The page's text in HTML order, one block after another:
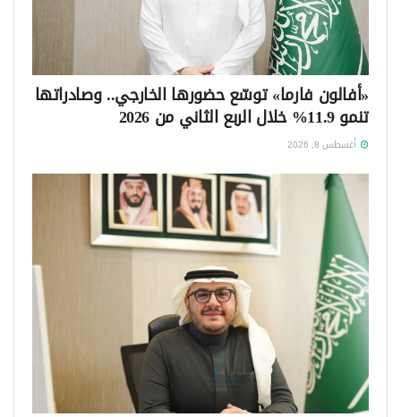
«أفالون فارما» توسّع حضورها الخارجي.. وصادراتها
تنمو 11.9% خلال الربع الثاني من 2026
أغسطس 8, 2026